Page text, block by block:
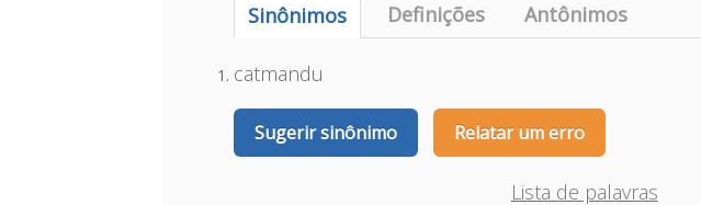
Sinônimos Definições Antônimos
catmandu
Sugerir sinônimo Relatar um erro
Lista de palavras